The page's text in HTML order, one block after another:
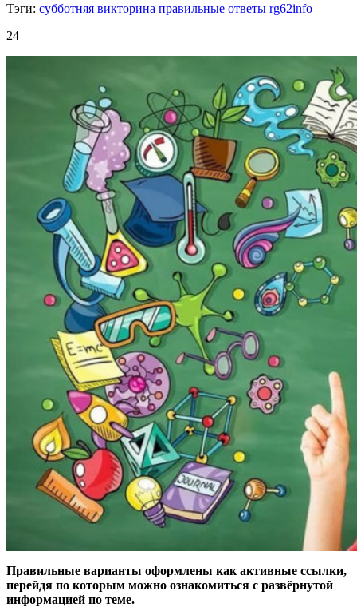
Тэги: субботняя викторина правильные ответы rg62info
24
Правильные варианты оформлены как активные ссылки,
перейдя по которым можно ознакомиться с развёрнутой
информацией по теме.